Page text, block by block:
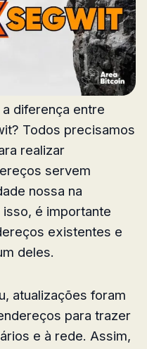
diferença entre
Todos precisamos
realizar
servem
nossa na
é importante
existentes e
deles.
atualizações foram
para trazer
e à rede. Assim,